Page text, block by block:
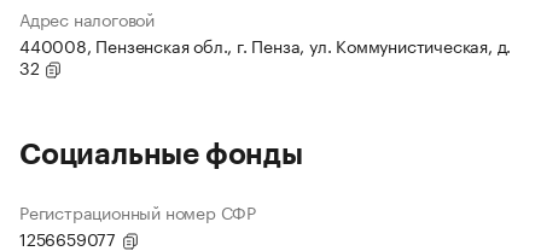
Адрес налоговой
440008, Пензенская обл., г. Пенза, ул. Коммунистическая, д.
32
Социальные фонды
Регистрационный номер СФР
1256659077